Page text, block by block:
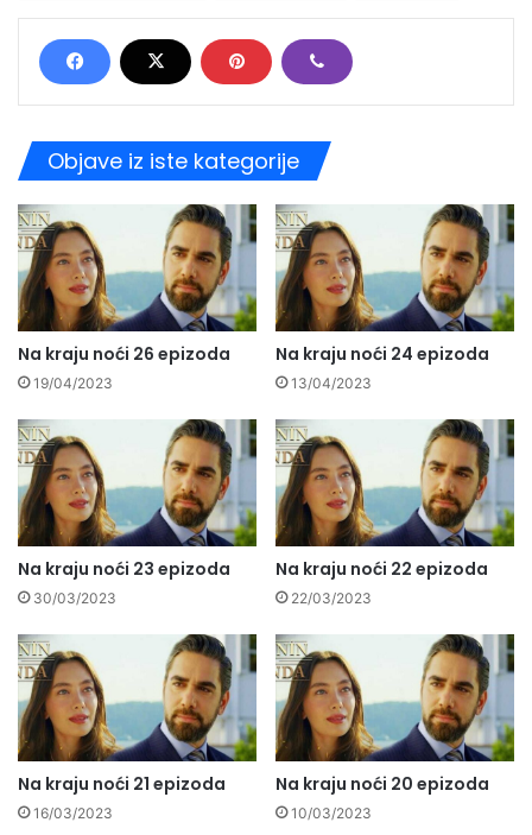
Objave iz iste kategorije
Na kraju noći 26 epizoda
19/04/2023
Na kraju noći 24 epizoda
13/04/2023
Na kraju noći 23 epizoda
30/03/2023
Na kraju noći 22 epizoda
22/03/2023
Na kraju noći 21 epizoda
16/03/2023
Na kraju noći 20 epizoda
10/03/2023